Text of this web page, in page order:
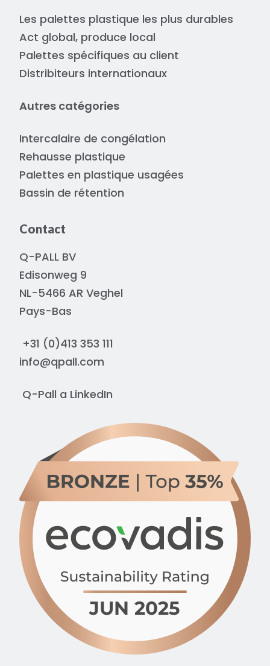
Les palettes plastique les plus durables
Act global, produce local
Palettes spécifiques au client
Distribiteurs internationaux
Autres catégories
Intercalaire de congélation
Rehausse plastique
Palettes en plastique usagées
Bassin de rétention
Contact
Q-PALL BV
Edisonweg 9
NL-5466 AR Veghel
Pays-Bas
+31 (0)413 353 111
info@qpall.com
Q-Pall a LinkedIn